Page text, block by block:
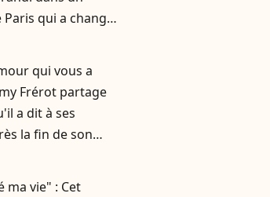
qui a changé
qui vous a
Frérot partage
a dit à ses
la fin de son
leur mère Laure
ma vie" : Cet